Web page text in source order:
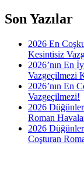
Son Yazılar
2026 En
Kesintisiz
2026’nın En
Vazgeçilmezi
2026’nın En
Vazgeçilmezi!
2026
Roman
2026
Coşturan